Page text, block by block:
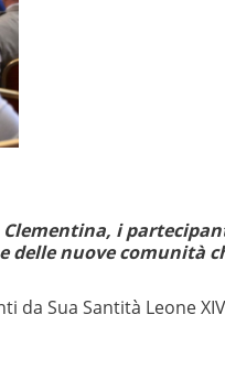
Clementina, i
delle nuove comunità
da Sua Santità Leone